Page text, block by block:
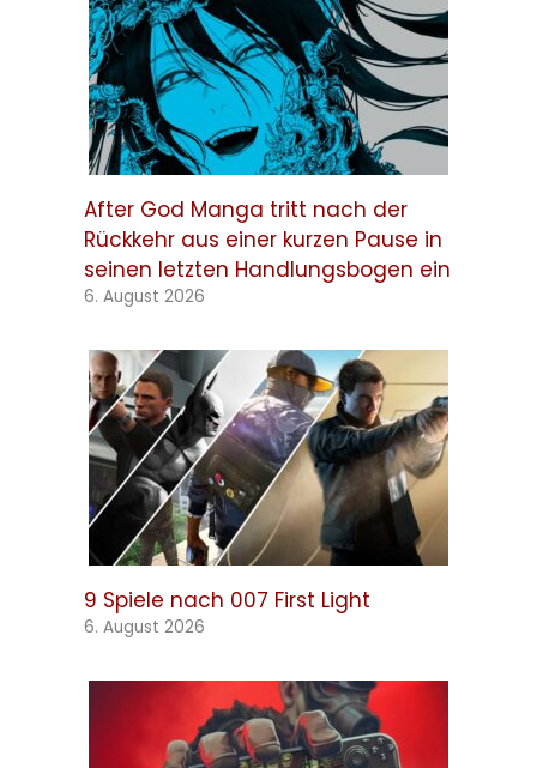
After God Manga tritt nach der
Rückkehr aus einer kurzen Pause in
seinen letzten Handlungsbogen ein
6. August 2026
9 Spiele nach 007 First Light
6. August 2026